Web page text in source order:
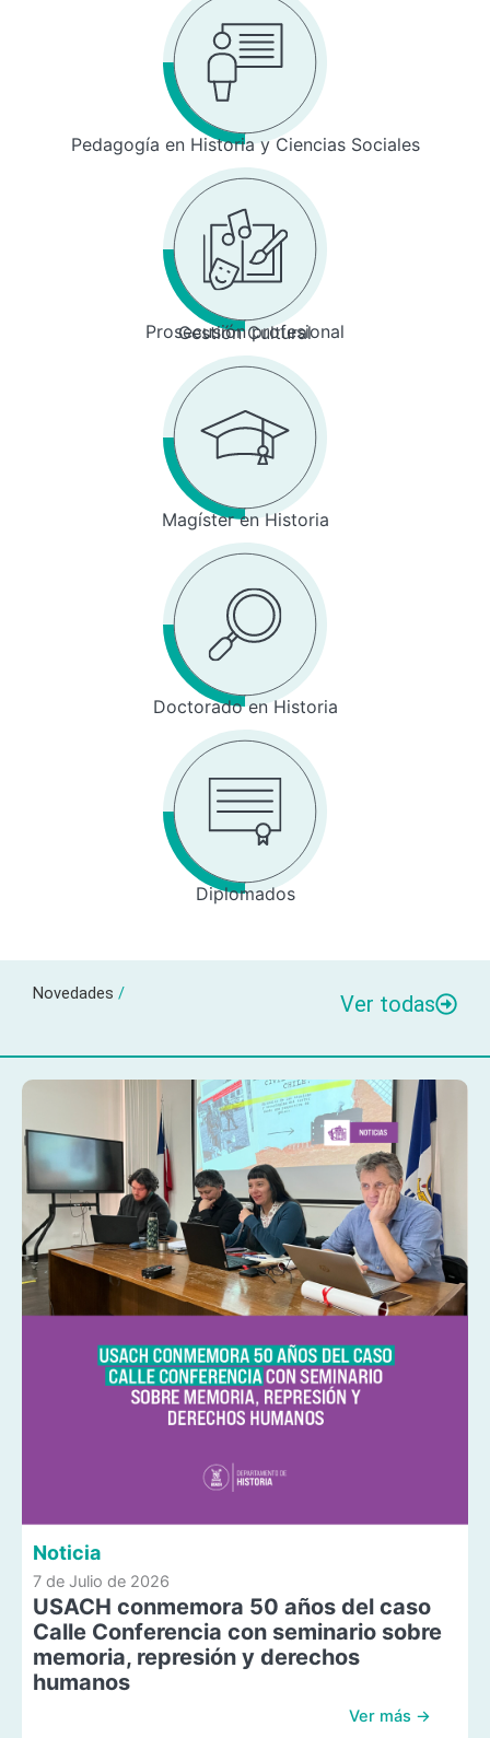
Pedagogía en Historia y Ciencias Sociales
Prosecusión profesional
Gestión Cultural
Magíster en Historia
Doctorado en Historia
Diplomados
Novedades / Ver todas
Noticia
7 de Julio de 2026
USACH conmemora 50 años del caso
Calle Conferencia con seminario sobre
memoria, represión y derechos
humanos
Ver más →